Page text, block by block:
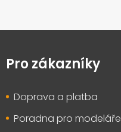
pPro zákazníky
Doprava a platba
Poradna pro modeláře